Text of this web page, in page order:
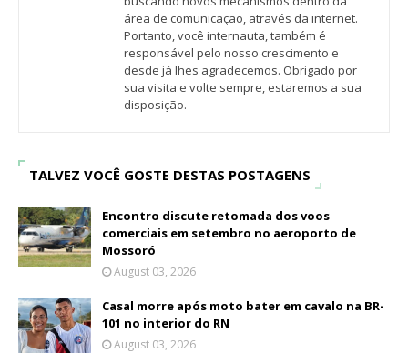
área de comunicação, através da internet.
Portanto, você internauta, também é
responsável pelo nosso crescimento e
desde já lhes agradecemos. Obrigado por
sua visita e volte sempre, estaremos a sua
disposição.
TALVEZ VOCÊ GOSTE DESTAS POSTAGENS
Encontro discute retomada dos voos
comerciais em setembro no aeroporto de
Mossoró
August 03, 2026
Casal morre após moto bater em cavalo na BR-
101 no interior do RN
August 03, 2026